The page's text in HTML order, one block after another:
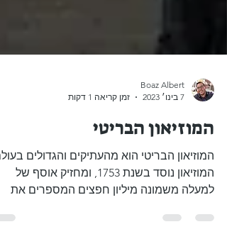
המוזיאון הבריטי
המוזיאון הבריטי הוא מהעתיקים והגדולים
המוזיאון נוסד בשנת 1753, ומחזיק אוסף של
למעלה משמונה מיליון חפצים המספרים את